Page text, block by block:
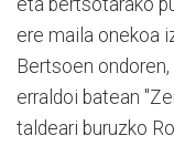
ere maila onekoa
Bertsoen
erraldoi batean
taldeari buruzko